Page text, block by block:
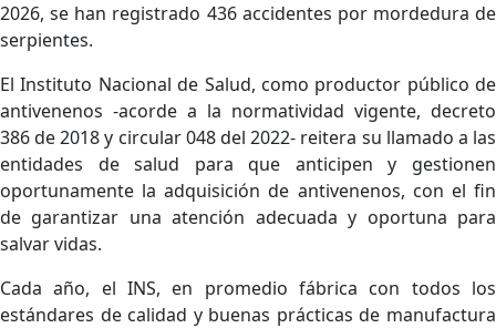
2026, se han registrado 436 accidentes por mordedura de
serpientes.
El Instituto Nacional de Salud, como productor público de
antivenenos -acorde a la normatividad vigente, decreto
386 de 2018 y circular 048 del 2022- reitera su llamado a las
entidades de salud para que anticipen y gestionen
oportunamente la adquisición de antivenenos, con el fin
de garantizar una atención adecuada y oportuna para
salvar vidas.
Cada año, el INS, en promedio fábrica con todos los
estándares de calidad y buenas prácticas de manufactura